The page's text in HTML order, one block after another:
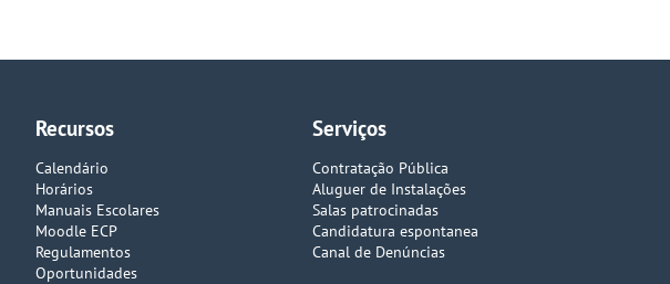
Recursos
Calendário
Horários
Manuais Escolares
Moodle ECP
Regulamentos
Oportunidades
Serviços
Contratação Pública
Aluguer de Instalações
Salas patrocinadas
Candidatura espontanea
Canal de Denúncias